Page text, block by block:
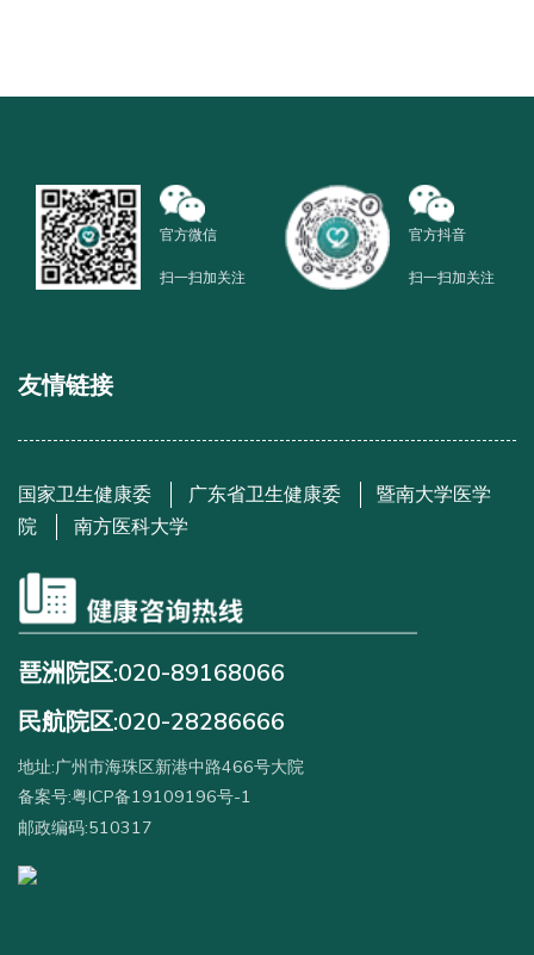
官方微信
扫一扫加关注
官方抖音
扫一扫加关注
友情链接
国家卫生健康委 广东省卫生健康委
暨南大学医学
院
南方医科大学
琶洲院区:020-89168066
民航院区:020-28286666
地址:广州市海珠区新港中路466号大院
备案号:粤ICP备19109196号-1
邮政编码:510317